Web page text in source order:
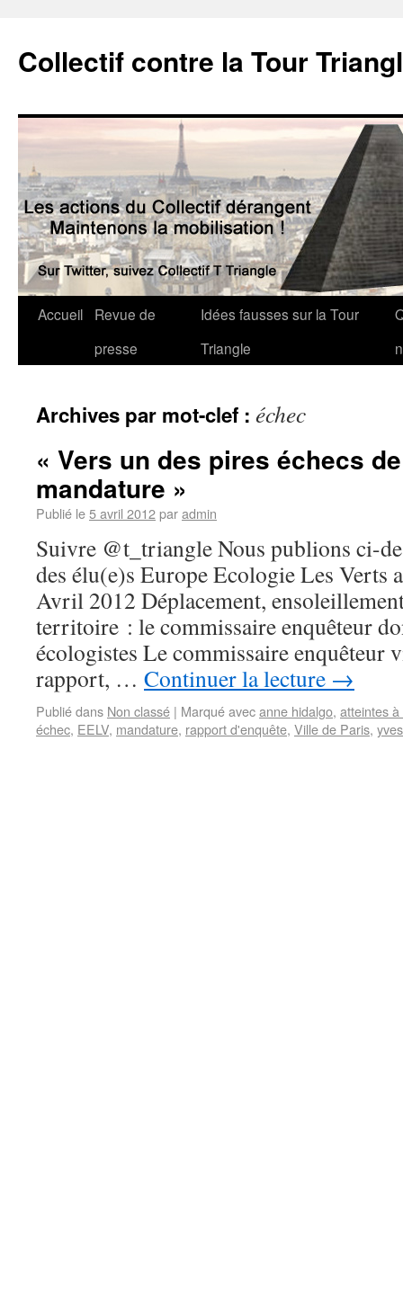
Collectif contre la Tour
Accueil
Revue de
presse
Idées fausses sur la Tour
Triangle
Archives par mot-clef : échec
« Vers un des pires échecs
mandature »
Publié le5 avril 2012paradmin
Suivre @t_triangle Nous publions ci-
des élu(e)s Europe Ecologie Les Verts
Avril 2012 Déplacement,
territoire : le commissaire enquêteur
écologistes Le commissaire enquêteur
rapport, … Continuer la lecture →
Publié dans Non classé | Marqué avecanne hidalgo, atteintes
échec, EELV, mandature, rapport d'enquête, Ville de Paris,